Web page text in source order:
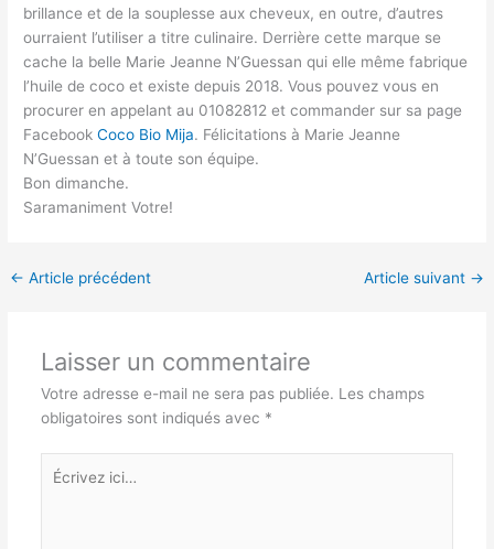
brillance et de la souplesse aux cheveux, en outre, d’autres
ourraient l’utiliser a titre culinaire. Derrière cette marque se
cache la belle Marie Jeanne N’Guessan qui elle même fabrique
l’huile de coco et existe depuis 2018. Vous pouvez vous en
procurer en appelant au 01082812 et commander sur sa page
FacebookCoco Bio Mija. Félicitations à Marie Jeanne
N’Guessan et à toute son équipe.
Bon dimanche.
Saramaniment Votre!
← Article précédent Article suivant →
Laisser un commentaire
Votre adresse e-mail ne sera pas publiée. Les champs
obligatoires sont indiqués avec *
Écrivez
ici…